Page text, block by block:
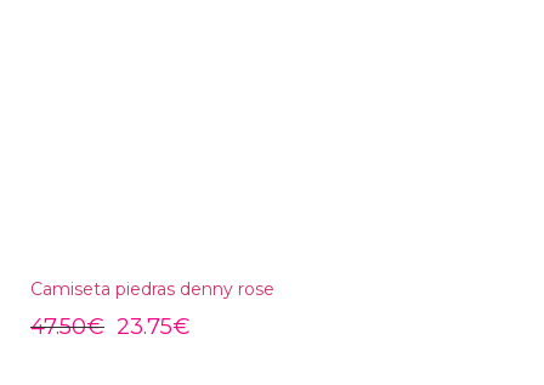
Camiseta piedras denny rose
47.50€ 23.75€